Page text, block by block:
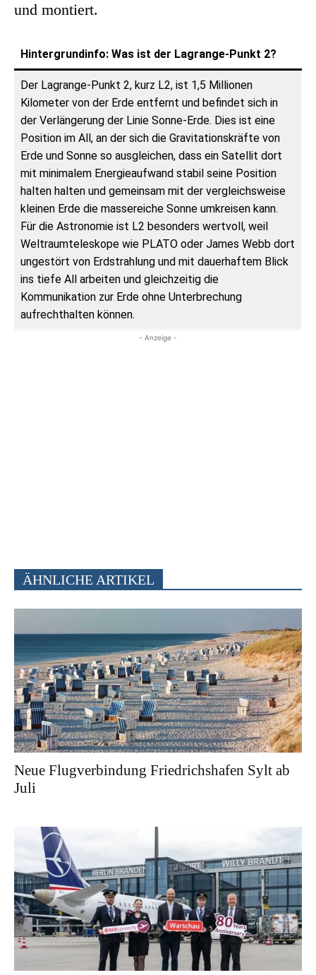
und montiert.
Hintergrundinfo: Was ist der Lagrange-Punkt 2?
Der Lagrange-Punkt 2, kurz L2, ist 1,5 Millionen
Kilometer von der Erde entfernt und befindet sich in
der Verlängerung der Linie Sonne-Erde. Dies ist eine
Position im All, an der sich die Gravitationskräfte von
Erde und Sonne so ausgleichen, dass ein Satellit dort
mit minimalem Energieaufwand stabil seine Position
halten halten und gemeinsam mit der vergleichsweise
kleinen Erde die massereiche Sonne umkreisen kann.
Für die Astronomie ist L2 besonders wertvoll, weil
Weltraumteleskope wie PLATO oder James Webb dort
ungestört von Erdstrahlung und mit dauerhaftem Blick
ins tiefe All arbeiten und gleichzeitig die
Kommunikation zur Erde ohne Unterbrechung
aufrechthalten können.
- Anzeige -
ÄHNLICHE ARTIKEL
Neue Flugverbindung Friedrichshafen Sylt ab
Juli